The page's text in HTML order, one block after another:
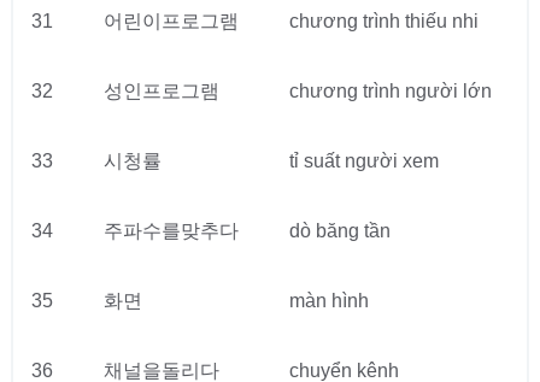
31 어린이프로그램 chương trình thiếu nhi
32 성인프로그램 chương trình người lớn
33 시청률 tỉ suất người xem
34 주파수를맞추다 dò băng tần
35 화면 màn hình
36 채널을돌리다 chuyển kênh